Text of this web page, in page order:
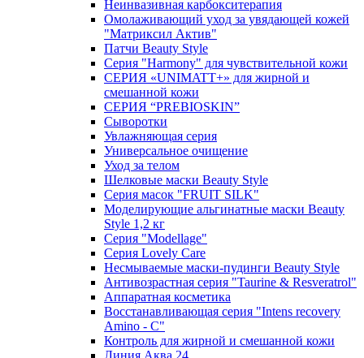
Неинвазивная карбокситерапия
Омолаживающий уход за увядающей кожей
"Матриксил Актив"
Патчи Beauty Style
Серия "Harmony" для чувствительной кожи
СЕРИЯ «UNIMATT+» для жирной и
смешанной кожи
СЕРИЯ “PREBIOSKIN”
Сыворотки
Увлажняющая серия
Универсальное очищение
Уход за телом
Шелковые маски Beauty Style
Серия масок "FRUIT SILK"
Моделирующие альгинатные маски Beauty
Style 1,2 кг
Серия "Modellage"
Cерия Lovely Care
Несмываемые маски-пудинги Beauty Style
Антивозрастная серия "Taurine & Resveratrol"
Аппаратная косметика
Восстанавливающая серия "Intens recovery
Amino - C"
Контроль для жирной и смешанной кожи
Линия Аква 24